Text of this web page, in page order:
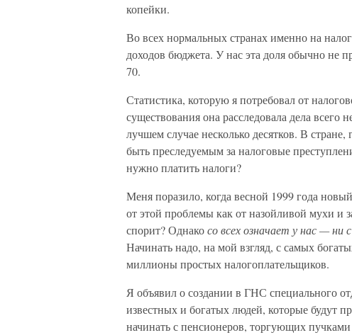
копейки.
Во всех нормальных странах именно на
доходов бюджета. У нас эта доля обычно не
70.
Статистика, которую я потребовал от
существования она расследовала дела всего
лучшем случае несколько десятков. В
быть преследуемым за налоговые
нужно платить налоги?
Меня поразило, когда весной 1999 года
от этой проблемы как от назойливой мухи и
спорит? Однакосо всех означает у нас — ни с
Начинать надо, на мой взгляд, с самых
миллионы простых налогоплательщиков.
Я объявил о создании в ГНС специального
известных и богатых людей, которые будут
начинать с пенсионеров, торгующих